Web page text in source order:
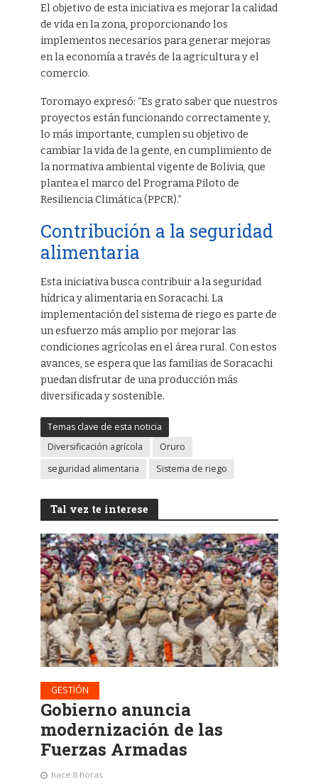
El objetivo de esta iniciativa es mejorar la calidad
de vida en la zona, proporcionando los
implementos necesarios para generar mejoras
en la economía a través de la agricultura y el
comercio.
Toromayo expresó: “Es grato saber que nuestros
proyectos están funcionando correctamente y,
lo más importante, cumplen su objetivo de
cambiar la vida de la gente, en cumplimiento de
la normativa ambiental vigente de Bolivia, que
plantea el marco del Programa Piloto de
Resiliencia Climática (PPCR).”
Contribución a la seguridad
alimentaria
Esta iniciativa busca contribuir a la seguridad
hídrica y alimentaria en Soracachi. La
implementación del sistema de riego es parte de
un esfuerzo más amplio por mejorar las
condiciones agrícolas en el área rural. Con estos
avances, se espera que las familias de Soracachi
puedan disfrutar de una producción más
diversificada y sostenible.
Temas clave de esta noticia
Diversificación agrícola
Oruro
seguridad alimentaria
Sistema de riego
Tal vez te interese
GESTIÓN
Gobierno anuncia
modernización de las
Fuerzas Armadas
hace 8 horas